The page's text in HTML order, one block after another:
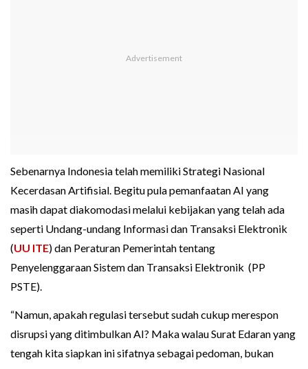
Sebenarnya Indonesia telah memiliki Strategi Nasional
Kecerdasan Artifisial. Begitu pula pemanfaatan AI yang
masih dapat diakomodasi melalui kebijakan yang telah ada
seperti Undang-undang Informasi dan Transaksi Elektronik
(UU ITE) dan Peraturan Pemerintah tentang
Penyelenggaraan Sistem dan Transaksi Elektronik (PP
PSTE).
“Namun, apakah regulasi tersebut sudah cukup merespon
disrupsi yang ditimbulkan AI? Maka walau Surat Edaran yang
tengah kita siapkan ini sifatnya sebagai pedoman, bukan